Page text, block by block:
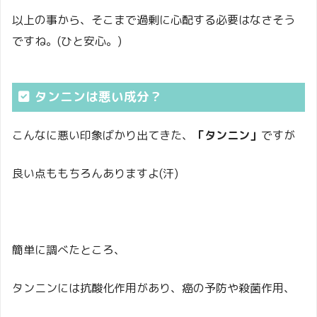
以上の事から、そこまで過剰に心配する必要はなさそう
ですね。(ひと安心。)
タンニンは悪い成分？
こんなに悪い印象ばかり出てきた、 「タンニン」 ですが
良い点ももちろんありますよ(汗)
簡単に調べたところ、
タンニンには抗酸化作用があり、癌の予防や殺菌作用、